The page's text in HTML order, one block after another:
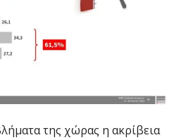
της χώρας η ακρίβεια